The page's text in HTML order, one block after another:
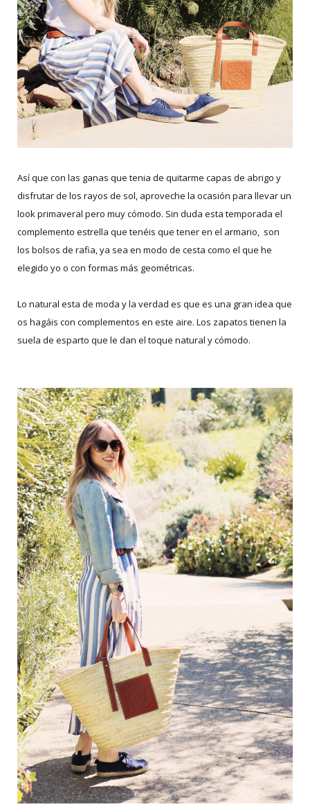
Así que con las ganas que tenia de quitarme capas de abrigo y
disfrutar de los rayos de sol, aproveche la ocasión para llevar un
look primaveral pero muy cómodo. Sin duda esta temporada el
complemento estrella que tenéis que tener en el armario, son
los bolsos de rafia, ya sea en modo de cesta como el que he
elegido yo o con formas más geométricas.
Lo natural esta de moda y la verdad es que es una gran idea que
os hagáis con complementos en este aire. Los zapatos tienen la
suela de esparto que le dan el toque natural y cómodo.